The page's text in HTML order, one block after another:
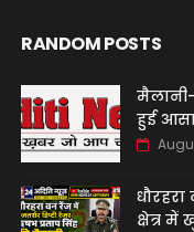
RANDOM POSTS
हुई
क्षेत्र